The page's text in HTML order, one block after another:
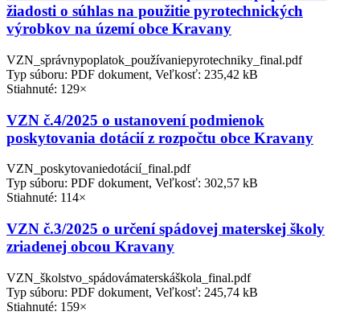
žiadosti o súhlas na použitie pyrotechnických
výrobkov na území obce Kravany
VZN_správnypoplatok_používaniepyrotechniky_final.pdf
Typ súboru: PDF dokument, Veľkosť: 235,42 kB
Stiahnuté: 129×
VZN č.4/2025 o ustanovení podmienok
poskytovania dotácií z rozpočtu obce Kravany
VZN_poskytovaniedotácií_final.pdf
Typ súboru: PDF dokument, Veľkosť: 302,57 kB
Stiahnuté: 114×
VZN č.3/2025 o určení spádovej materskej školy
zriadenej obcou Kravany
VZN_školstvo_spádovámaterskáškola_final.pdf
Typ súboru: PDF dokument, Veľkosť: 245,74 kB
Stiahnuté: 159×